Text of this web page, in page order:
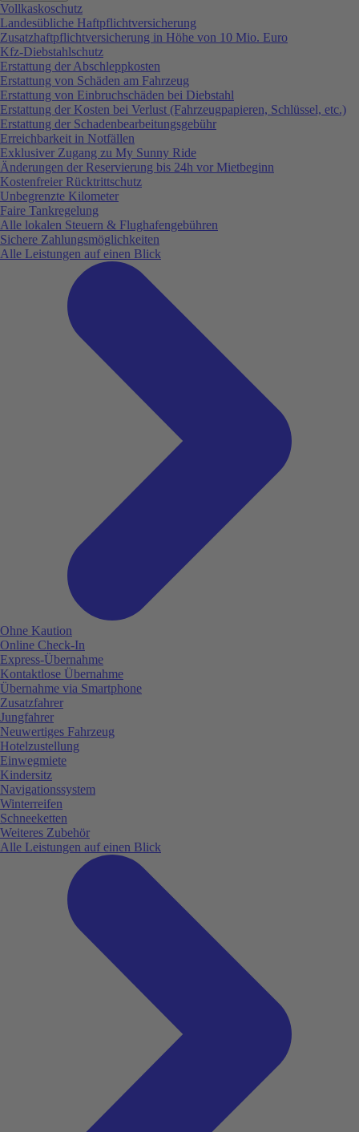
Vollkaskoschutz
Landesübliche Haftpflichtversicherung
Zusatzhaftpflichtversicherung in Höhe von 10 Mio. Euro
Kfz-Diebstahlschutz
Erstattung der Abschleppkosten
Erstattung von Schäden am Fahrzeug
Erstattung von Einbruchschäden bei Diebstahl
Erstattung der Kosten bei Verlust (Fahrzeugpapieren, Schlüssel, etc.)
Erstattung der Schadenbearbeitungsgebühr
Erreichbarkeit in Notfällen
Exklusiver Zugang zu My Sunny Ride
Änderungen der Reservierung bis 24h vor Mietbeginn
Kostenfreier Rücktrittschutz
Unbegrenzte Kilometer
Faire Tankregelung
Alle lokalen Steuern & Flughafengebühren
Sichere Zahlungsmöglichkeiten
Alle Leistungen auf einen Blick
Ohne Kaution
Online Check-In
Express-Übernahme
Kontaktlose Übernahme
Übernahme via Smartphone
Zusatzfahrer
Jungfahrer
Neuwertiges Fahrzeug
Hotelzustellung
Einwegmiete
Kindersitz
Navigationssystem
Winterreifen
Schneeketten
Weiteres Zubehör
Alle Leistungen auf einen Blick